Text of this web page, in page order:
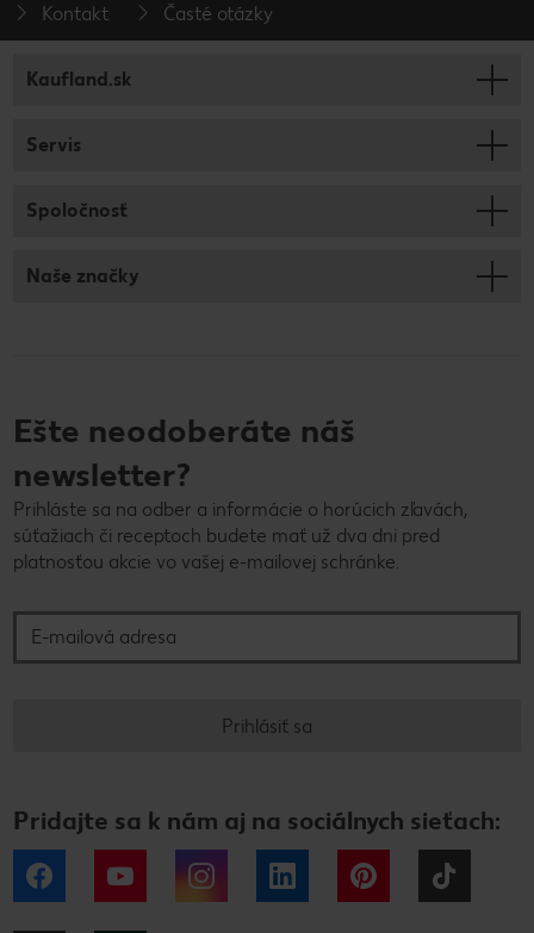
Kontakt Časté otázky
Kaufland.sk
Servis
Spoločnosť
Naše značky
Ešte neodoberáte náš
newsletter?
Prihláste sa na odber a informácie o horúcich zľavách,
súťažiach či receptoch budete mať už dva dni pred
platnosťou akcie vo vašej e-mailovej schránke.
Prihlásiť sa
Pridajte sa k nám aj na sociálnych sieťach:
Facebook YouTube Instagram LinkedIn Pinterest